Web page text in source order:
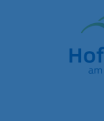
Home"